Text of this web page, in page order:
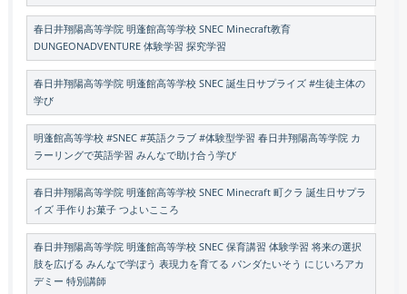
春日井翔陽高等学院 明蓬館高等学校 SNEC Minecraft教育
DUNGEONADVENTURE 体験学習 探究学習
春日井翔陽高等学院 明蓬館高等学校 SNEC 誕生日サプライズ #生徒主体の
学び
明蓬館高等学校 #SNEC #英語クラブ #体験型学習 春日井翔陽高等学院 カ
ラーリングで英語学習 みんなで助け合う学び
春日井翔陽高等学院 明蓬館高等学校 SNEC Minecraft 町クラ 誕生日サプラ
イズ 手作りお菓子 つよいこころ
春日井翔陽高等学院 明蓬館高等学校 SNEC 保育講習 体験学習 将来の選択
肢を広げる みんなで学ぼう 表現力を育てる パンダたいそう にじいろアカ
デミー 特別講師